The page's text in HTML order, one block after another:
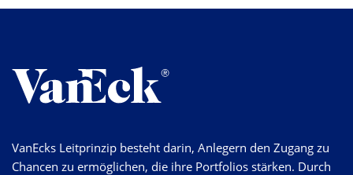
VanEcks Leitprinzip besteht darin, Anlegern den Zugang zu
Chancen zu ermöglichen, die ihre Portfolios stärken. Durch